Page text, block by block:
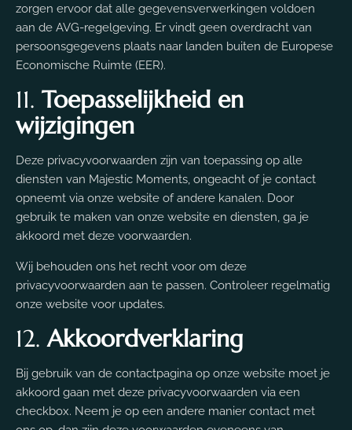
zorgen ervoor dat alle gegevensverwerkingen voldoen
aan de AVG-regelgeving. Er vindt geen overdracht van
persoonsgegevens plaats naar landen buiten de Europese
Economische Ruimte (EER).
11. Toepasselijkheid en
wijzigingen
Deze privacyvoorwaarden zijn van toepassing op alle
diensten van Majestic Moments, ongeacht of je contact
opneemt via onze website of andere kanalen. Door
gebruik te maken van onze website en diensten, ga je
akkoord met deze voorwaarden.
Wij behouden ons het recht voor om deze
privacyvoorwaarden aan te passen. Controleer regelmatig
onze website voor updates.
12.Akkoordverklaring
Bij gebruik van de contactpagina op onze website moet je
akkoord gaan met deze privacyvoorwaarden via een
checkbox. Neem je op een andere manier contact met